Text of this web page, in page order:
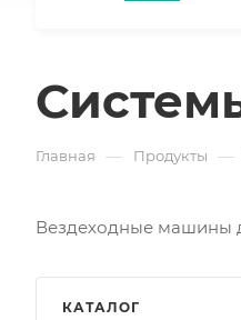
Главная — Продукты —
Вездеходные машины
КАТАЛОГ